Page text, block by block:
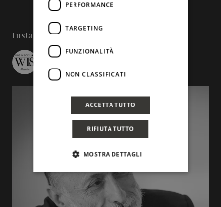
Instagram
PERFORMANCE
TARGETING
FUNZIONALITÀ
NON CLASSIFICATI
ACCETTA TUTTO
RIFIUTA TUTTO
MOSTRA DETTAGLI